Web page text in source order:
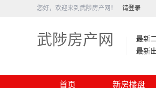
您好，欢迎来到武陟房产网！ 请登录
武陟房产网
最新
最新
首页 新房楼盘